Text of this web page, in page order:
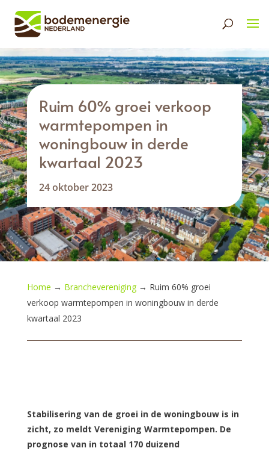
Ruim 60% groei verkoop
warmtepompen in
woningbouw in derde
kwartaal 2023
24 oktober 2023
Home → Branchevereniging→ Ruim 60% groei
verkoop warmtepompen in woningbouw in derde
kwartaal 2023
Stabilisering van de groei in de woningbouw is in
zicht, zo meldt Vereniging Warmtepompen. De
prognose van in totaal 170 duizend